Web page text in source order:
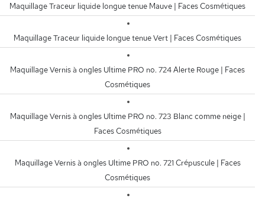
Maquillage Traceur liquide longue tenue Mauve | Faces Cosmétiques
Maquillage Traceur liquide longue tenue Vert | Faces Cosmétiques
Maquillage Vernis à ongles Ultime PRO no. 724 Alerte Rouge | Faces
Cosmétiques
Maquillage Vernis à ongles Ultime PRO no. 723 Blanc comme neige |
Faces Cosmétiques
Maquillage Vernis à ongles Ultime PRO no. 721 Crépuscule | Faces
Cosmétiques